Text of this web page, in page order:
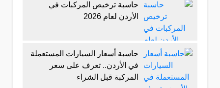
حاسبة ترخيص المركبات في
الأردن لعام 2026
حاسبة أسعار السيارات المستعملة
في الأردن.. تعرف على سعر
المركبة قبل الشراء